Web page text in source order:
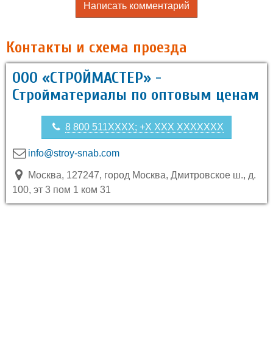
Написать комментарий
Контакты и схема проезда
ООО «СТРОЙМАСТЕР» -
Стройматериалы по оптовым ценам
8 800 511XXXX; +X XXX XXXXXXX
info@stroy-snab.com
Москва, 127247, город Москва, Дмитровское ш., д.
100, эт 3 пом 1 ком 31